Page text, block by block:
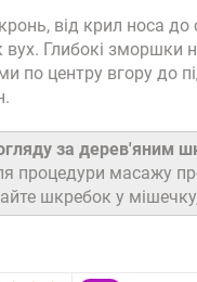
від крил носа
Глибокі зморшки
по центру вгору до
за дерев'яним
процедури масажу
шкребок у